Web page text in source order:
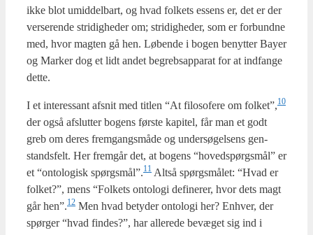
ikke blot umid­del­bart, og hvad fol­kets essens er, det er der
ver­se­ren­de stri­dig­he­der om; stri­dig­he­der, som er for­bund­ne
med, hvor mag­ten gå hen. Løben­de i bogen benyt­ter Bay­er
og Mar­ker dog et lidt andet begrebs­ap­pa­rat for at ind­fan­ge
det­te.
I et inter­es­sant afsnit med tit­len “At filo­so­fe­re om folket”,10
der også afslut­ter bogens før­ste kapi­tel, får man et godt
greb om deres frem­gangs­må­de og under­sø­gel­sens gen­
stands­felt. Her frem­går det, at bogens “hoved­spørgs­mål” er
et “onto­lo­gisk spørgsmål”.11 Alt­så spørgs­må­let: “Hvad er
fol­ket?”, mens “Fol­kets onto­lo­gi defi­ne­rer, hvor dets magt
går hen”.12 Men hvad bety­der onto­lo­gi her? Enhver, der
spør­ger “hvad fin­des?”, har alle­re­de bevæ­get sig ind i